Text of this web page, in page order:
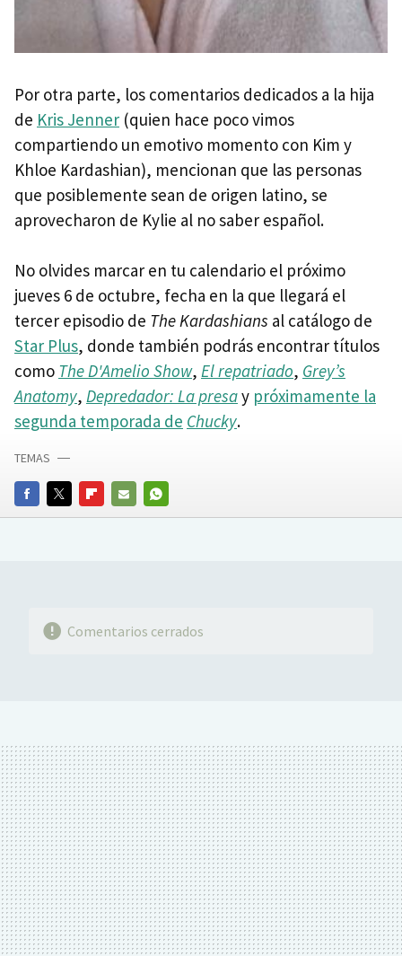
Por otra parte, los comentarios dedicados a la hija
de Kris Jenner (quien hace poco vimos
compartiendo un emotivo momento con Kim y
Khloe Kardashian), mencionan que las personas
que posiblemente sean de origen latino, se
aprovecharon de Kylie al no saber español.
No olvides marcar en tu calendario el próximo
jueves 6 de octubre, fecha en la que llegará el
tercer episodio de The Kardashians al catálogo de
Star Plus, donde también podrás encontrar títulos
como The D'Amelio Show, El repatriado, Grey’s
Anatomy, Depredador: La presay próximamente la
segunda temporada de Chucky.
FACEBOOKTWITTERFLIPBOARD
E-
WHATSAPP
TEMAS
Comentarios cerrados